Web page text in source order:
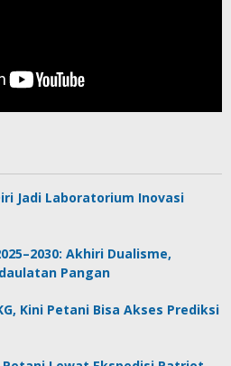
Jadi Laboratorium Inovasi
Akhiri Dualisme,
Pangan
Kini Petani Bisa Akses Prediksi